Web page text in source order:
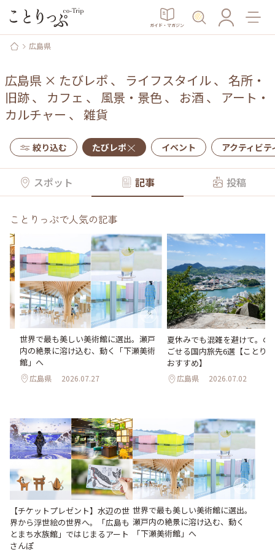
ガイド・マガジン
広島県
広島県 × たびレポ 、 ライフスタイル、 名所・
旧跡、 カフェ 、 風景・景色、 お酒 、 アート・
カルチャー 、 雑貨
絞り込む たびレポ イベント アクティビテ
スポット 記事 投稿
ことりっぷで人気の記事
世界で最も美しい美術館に選出。瀬戸
内の絶景に溶け込む、動く「下瀬美術
館」へ
広島県 2026.07.27
夏休みでも混雑を避けて。の
ごせる国内旅先6選【ことり
おすすめ】
広島県 2026.07.02
【チケットプレゼント】水辺の世
界から浮世絵の世界へ。「広島も
とまち水族館」ではじまるアート
さんぽ
世界で最も美しい美術館に選出。
瀬戸内の絶景に溶け込む、動く
「下瀬美術館」へ